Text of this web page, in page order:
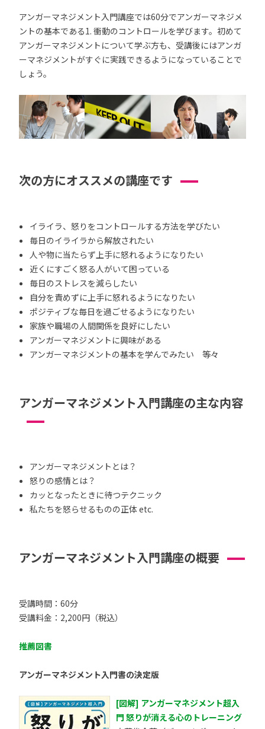
アンガーマネジメント入門講座では60分でアンガーマネジメ
ントの基本である1. 衝動のコントロールを学びます。初めて
アンガーマネジメントについて学ぶ方も、受講後にはアンガ
ーマネジメントがすぐに実践できるようになっていることで
しょう。
次の方にオススメの講座です
イライラ、怒りをコントロールする方法を学びたい
毎日のイライラから解放されたい
人や物に当たらず上手に怒れるようになりたい
近くにすごく怒る人がいて困っている
毎日のストレスを減らしたい
自分を責めずに上手に怒れるようになりたい
ポジティブな毎日を過ごせるようになりたい
家族や職場の人間関係を良好にしたい
アンガーマネジメントに興味がある
アンガーマネジメントの基本を学んでみたい 等々
アンガーマネジメント入門講座の主な内容
アンガーマネジメントとは？
怒りの感情とは？
カッとなったときに待つテクニック
私たちを怒らせるものの正体 etc.
アンガーマネジメント入門講座の概要
受講時間：60分
受講料金：2,200円（税込）
推薦図書
アンガーマネジメント入門書の決定版
[図解] アンガーマネジメント超入
門 怒りが消える心のトレーニング